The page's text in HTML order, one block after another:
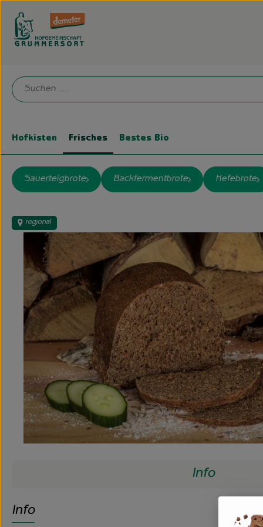
Hofkisten Frisches Bestes Bio
Sauerteigbrote Backfermentbrote Hefebrote
regional
Info
Info